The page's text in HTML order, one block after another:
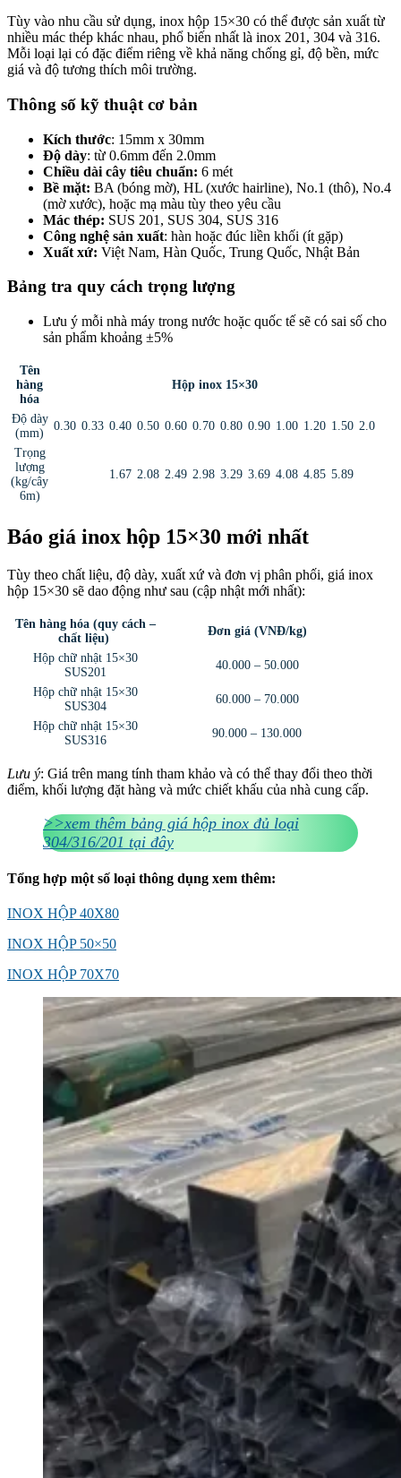
Tùy vào nhu cầu sử dụng, inox hộp 15×30 có thể được sản xuất từ
nhiều mác thép khác nhau, phổ biến nhất là inox 201, 304 và 316.
Mỗi loại lại có đặc điểm riêng về khả năng chống gỉ, độ bền, mức
giá và độ tương thích môi trường.
Thông số kỹ thuật cơ bản
Kích thước: 15mm x 30mm
Độ dày: từ 0.6mm đến 2.0mm
Chiều dài cây tiêu chuẩn: 6 mét
Bề mặt: BA (bóng mờ), HL (xước hairline), No.1 (thô), No.4
(mờ xước), hoặc mạ màu tùy theo yêu cầu
Mác thép: SUS 201, SUS 304, SUS 316
Công nghệ sản xuất: hàn hoặc đúc liền khối (ít gặp)
Xuất xứ: Việt Nam, Hàn Quốc, Trung Quốc, Nhật Bản
Bảng tra quy cách trọng lượng
Lưu ý mỗi nhà máy trong nước hoặc quốc tế sẽ có sai số cho
sản phẩm khoảng ±5%
Tên
hàng
hóa
Hộp inox 15×30
Độ dày
(mm)
0.30 0.33 0.40 0.50 0.60 0.70 0.80 0.90 1.00 1.20 1.50 2.0
Trọng
lượng
(kg/cây
6m)
1.67 2.08 2.49 2.98 3.29 3.69 4.08 4.85 5.89
Báo giá inox hộp 15×30 mới nhất
Tùy theo chất liệu, độ dày, xuất xứ và đơn vị phân phối, giá inox
hộp 15×30 sẽ dao động như sau (cập nhật mới nhất):
Tên hàng hóa (quy cách –
chất liệu)
Đơn giá (VNĐ/kg)
Hộp chữ nhật 15×30
SUS201
40.000 – 50.000
Hộp chữ nhật 15×30
SUS304
60.000 – 70.000
Hộp chữ nhật 15×30
SUS316
90.000 – 130.000
Lưu ý: Giá trên mang tính tham khảo và có thể thay đổi theo thời
điểm, khối lượng đặt hàng và mức chiết khấu của nhà cung cấp.
>>xem thêm bảng giá hộp inox đủ loại
304/316/201 tại đây
Tổng hợp một số loại thông dụng xem thêm:
INOX HỘP 40X80
INOX HỘP 50×50
INOX HỘP 70X70